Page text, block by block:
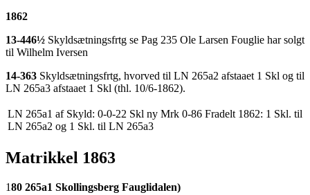
1862
13-446½ Skyldsætningsfrtg se Pag 235 Ole Larsen Fouglie har solgt
til Wilhelm Iversen
14-363 Skyldsætningsfrtg, hvorved til LN 265a2 afstaaet 1 Skl og til
LN 265a3 afstaaet 1 Skl (thl. 10/6-1862).
LN 265a1 af Skyld: 0-0-22 Skl ny Mrk 0-86 Fradelt 1862: 1 Skl. til
LN 265a2 og 1 Skl. til LN 265a3
Matrikkel 1863
180 265a1 Skollingsberg Fauglidalen)